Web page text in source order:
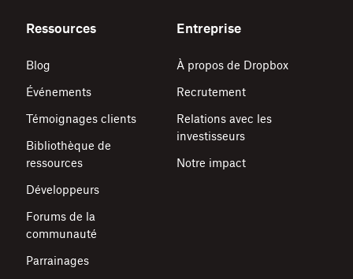
Ressources
Blog
Événements
Témoignages clients
Bibliothèque de
ressources
Développeurs
Forums de la
communauté
Parrainages
Entreprise
À propos de Dropbox
Recrutement
Relations avec les
investisseurs
Notre impact